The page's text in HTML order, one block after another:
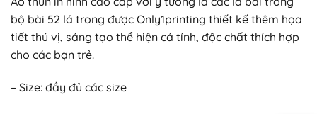
bộ bài 52 lá trong được Only1printing thiết kế thêm họa
tiết thú vị, sáng tạo thể hiện cá tính, độc chất thích hợp
cho các bạn trẻ.
– Size: đầy đủ các size